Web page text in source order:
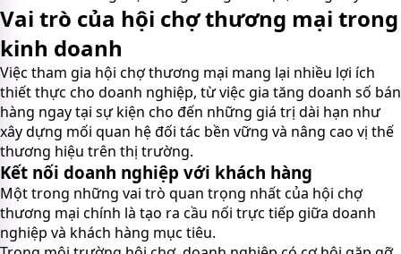
Vai trò của hội chợ thương mại trong
kinh doanh
Việc tham gia hội chợ thương mại mang lại nhiều lợi ích
thiết thực cho doanh nghiệp, từ việc gia tăng doanh số bán
hàng ngay tại sự kiện cho đến những giá trị dài hạn như
xây dựng mối quan hệ đối tác bền vững và nâng cao vị thế
thương hiệu trên thị trường.
Kết nối doanh nghiệp với khách hàng
Một trong những vai trò quan trọng nhất của hội chợ
thương mại chính là tạo ra cầu nối trực tiếp giữa doanh
nghiệp và khách hàng mục tiêu.